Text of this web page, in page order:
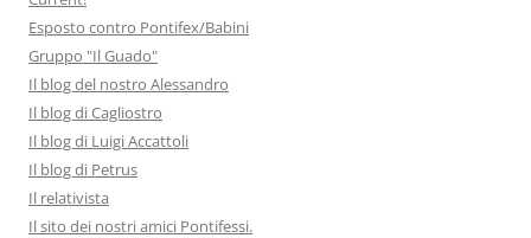
Esposto contro Pontifex/Babini
Gruppo "Il Guado"
Il blog del nostro Alessandro
Il blog di Cagliostro
Il blog di Luigi Accattoli
Il blog di Petrus
Il relativista
Il sito dei nostri amici Pontifessi.